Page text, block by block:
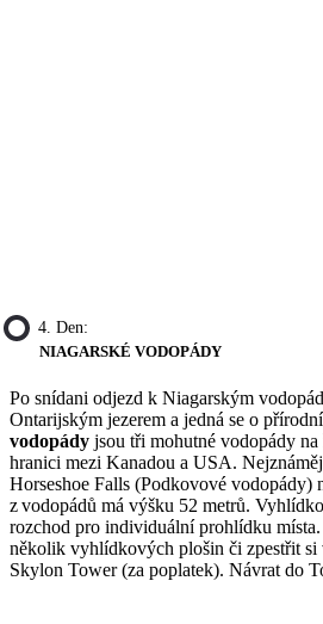
4. Den:
NIAGARSKÉ VODOPÁDY
Po snídani odjezd k Niagarským
Ontarijským jezerem a jedná se o
vodopády jsou tři mohutné vodopády
hranici mezi Kanadou a USA.
Horseshoe Falls (Podkovové vodopády)
z vodopádů má výšku 52 metrů.
rozchod pro individuální prohlídku
několik vyhlídkových plošin či zpestřit si
Skylon Tower (za poplatek). Návrat do